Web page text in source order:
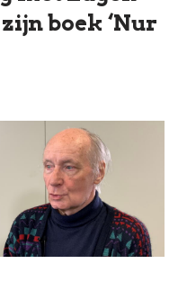
boek ‘Nur